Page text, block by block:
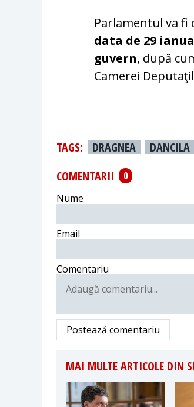
Parlamentul va fi
data de 29
guvern, după
Camerei
TAGS: DRAGNEA DANCILA
COMENTARII
0
Nume
Email
Comentariu
Postează comentariu
MAI MULTE ARTICOLE DIN